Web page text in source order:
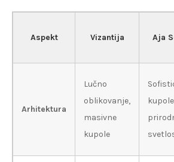
Aspekt Vizantija Aja
Arhitektura
Lučno
oblikovanje,
masivne
kupole